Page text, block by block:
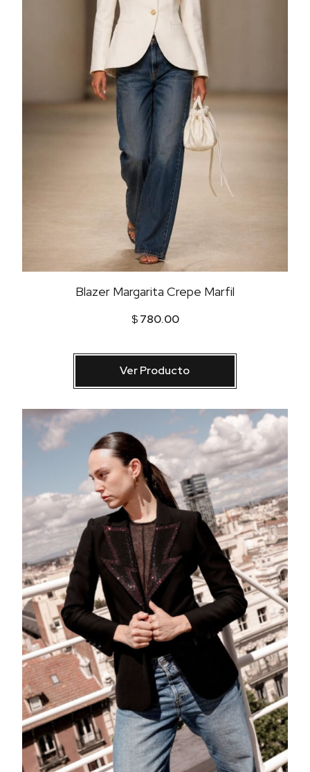
Blazer Margarita Crepe Marfil
$780.00
Ver Producto